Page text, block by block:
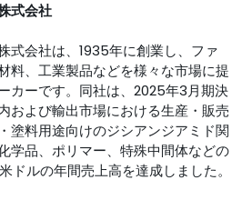
式会社
式会社は、1935年に創業し、ファ
料、工業製品などを様々な市場に提
カーです。同社は、2025年3月期決
および輸出市場における生産・販売
塗料用途向けのジシアンジアミド関
学品、ポリマー、特殊中間体などの
ドルの年間売上高を達成しました。